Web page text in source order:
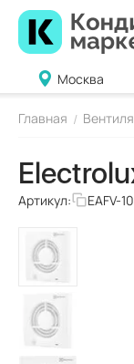
Москва
Главная /
Артикул: EAFV-